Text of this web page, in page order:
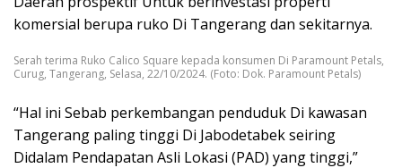
komersial berupa ruko Di Tangerang dan sekitarnya.
Serah terima Ruko Calico Square kepada konsumen Di Paramount Petals,
Curug, Tangerang, Selasa, 22/10/2024. (Foto: Dok. Paramount Petals)
“Hal ini Sebab perkembangan penduduk Di kawasan
Tangerang paling tinggi Di Jabodetabek seiring
Didalam Pendapatan Asli Lokasi (PAD) yang tinggi,”